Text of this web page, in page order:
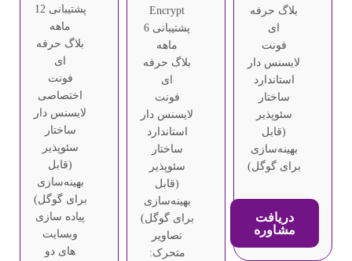
بلاگ حرفه
ای
فونت
لایسنس دار
استاندارد
ساختار
سئوپذیر
(قابل
بهینه‌سازی
برای گوگل)
دریافت
مشاوره
Encrypt
پشتیبانی 6
ماهه
بلاگ حرفه
ای
فونت
لایسنس دار
استاندارد
ساختار
سئوپذیر
(قابل
بهینه‌سازی
برای گوگل)
تصاویر
متحرک:
پشتیبانی 12
ماهه
بلاگ حرفه
ای
فونت
اختصاصی
لایسنس دار
ساختار
سئوپذیر
(قابل
بهینه‌سازی
برای گوگل)
پیاده سازی
وبسایت
های دو